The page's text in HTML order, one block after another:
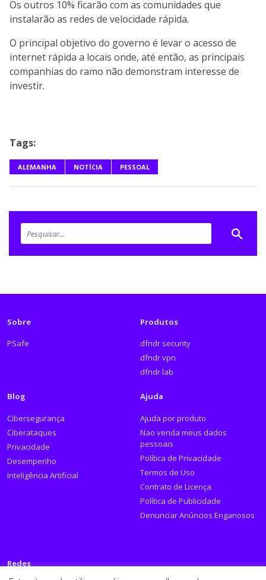
Os outros 10% ficarão com as comunidades que
instalarão as redes de velocidade rápida.
O principal objetivo do governo é levar o acesso de
internet rápida a locais onde, até então, as principais
companhias do ramo não demonstram interesse de
investir.
Tags:
ALEMANHA NOTÍCIA PESSOAL
Sobre
PSafe
Produtos
dfndr security
dfndr vpn
dfndr lab
Blog
Cibersegurança
Ciberataques
Privacidade
Desempenho
Inteligência Artificial
Ajuda
Ajuda por produto
Nao venda meus dados
pessoais
Política de Privacidade
Termos de Uso
Contrato de Licença
Política de Publicidade
Denunciar Anúncios Enganosos
Redes